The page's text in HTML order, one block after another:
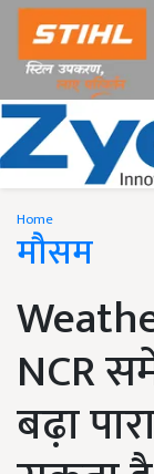
Home
मौसम
NCR
बढ़ा